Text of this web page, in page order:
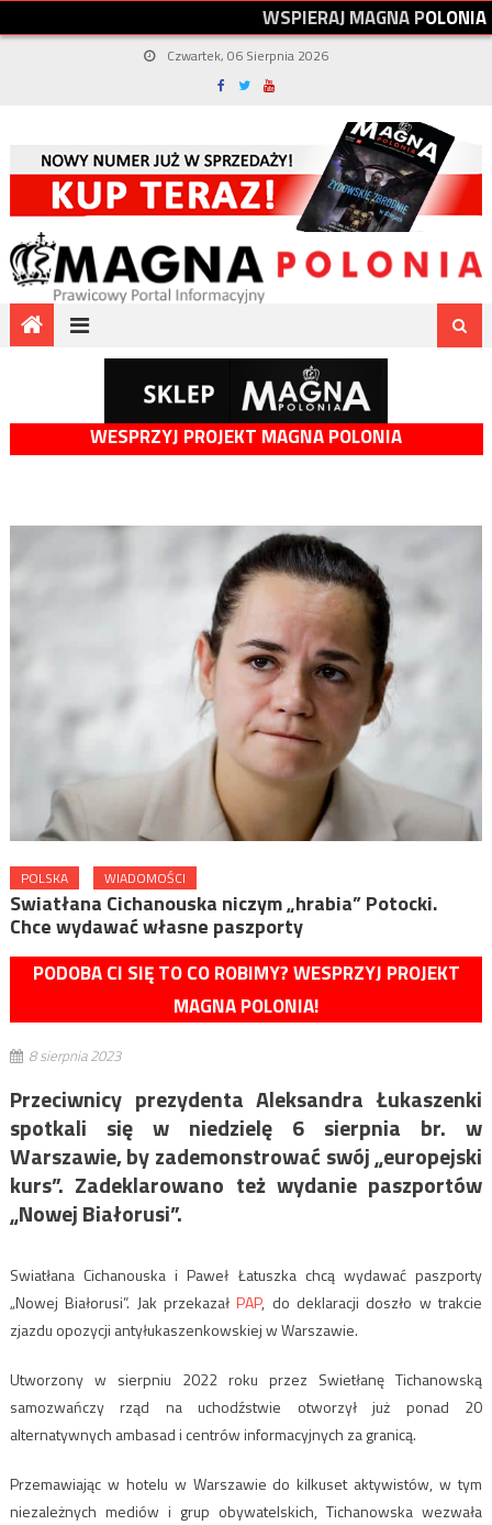
WSPIERAJMAGNAPOLONIA
Czwartek, 06 Sierpnia 2026
WESPRZYJ PROJEKT MAGNA POLONIA
POLSKA WIADOMOŚCI
Swiatłana Cichanouska niczym „hrabia” Potocki.
Chce wydawać własne paszporty
PODOBA CI SIĘ TO CO ROBIMY? WESPRZYJ PROJEKT
MAGNA POLONIA!
8 sierpnia 2023
Przeciwnicy prezydenta Aleksandra Łukaszenki
spotkali się w niedzielę 6 sierpnia br. w
Warszawie, by zademonstrować swój „europejski
kurs”. Zadeklarowano też wydanie paszportów
„Nowej Białorusi”.
Swiatłana Cichanouska i Paweł Łatuszka chcą wydawać paszporty
„Nowej Białorusi”. Jak przekazałPAP, do deklaracji doszło w trakcie
zjazdu opozycji antyłukaszenkowskiej w Warszawie.
Utworzony w sierpniu 2022 roku przez Swietłanę Tichanowską
samozwańczy rząd na uchodźstwie otworzył już ponad 20
alternatywnych ambasad i centrów informacyjnych za granicą.
Przemawiając w hotelu w Warszawie do kilkuset aktywistów, w tym
niezależnych mediów i grup obywatelskich, Tichanowska wezwała